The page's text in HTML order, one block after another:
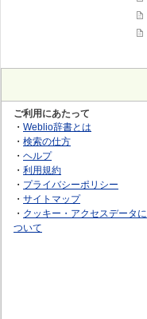
ご利用にあたって
・ Weblio辞書とは
・ 検索の仕方
・ ヘルプ
・ 利用規約
・ プライバシーポリシー
・ サイトマップ
・ クッキー・アクセスデータに
ついて